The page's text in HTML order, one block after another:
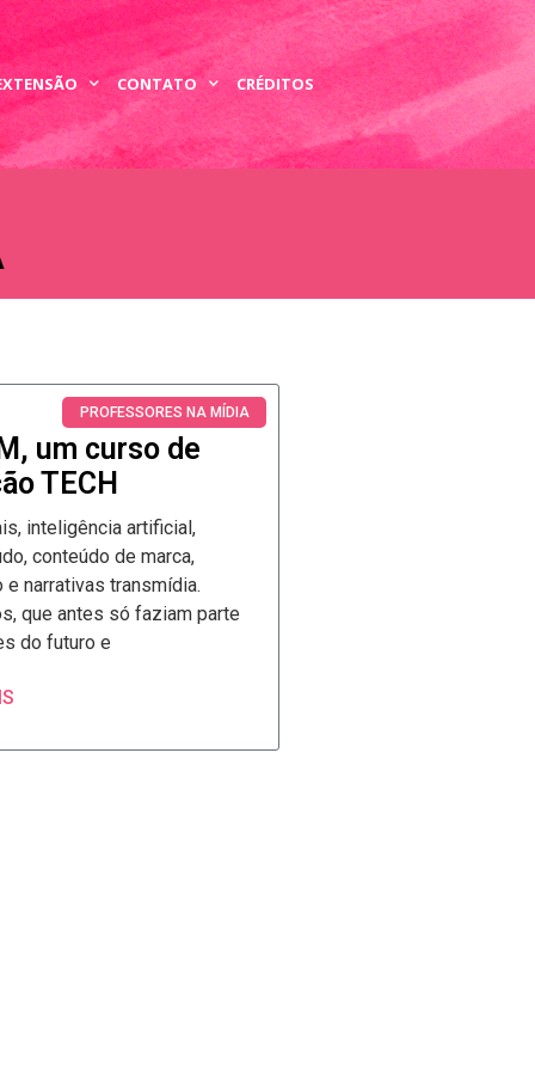
CONTATO CRÉDITOS
PROFESSORES NA MÍDIA
um curso de
TECH
inteligência artificial,
conteúdo de marca,
e narrativas transmídia.
que antes só faziam parte
do futuro e